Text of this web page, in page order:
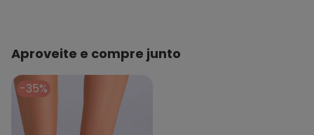
Aproveite e compre junto
-35%